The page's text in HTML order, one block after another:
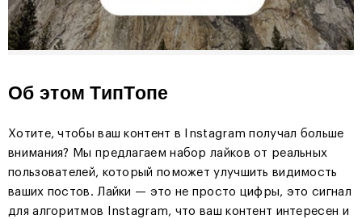
Об этом ТипТопе
Хотите, чтобы ваш контент в Instagram получал больше
внимания? Мы предлагаем набор лайков от реальных
пользователей, который поможет улучшить видимость
ваших постов. Лайки — это не просто цифры, это сигнал
для алгоритмов Instagram, что ваш контент интересен и